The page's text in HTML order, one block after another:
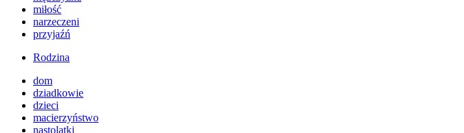
miłość
narzeczeni
przyjaźń
Rodzina
dom
dziadkowie
dzieci
macierzyństwo
nastolatki